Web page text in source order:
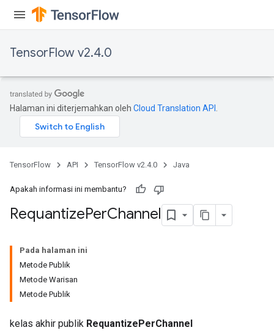
TensorFlow v2.4.0
Halaman ini diterjemahkan oleh Cloud Translation API
TensorFlow API TensorFlow v2.4.0 Java
Apakah informasi ini membantu?
RequantizePerChannel
Pada halaman ini
Metode Publik
Metode Warisan
Metode Publik
kelas akhir publik RequantizePerChannel